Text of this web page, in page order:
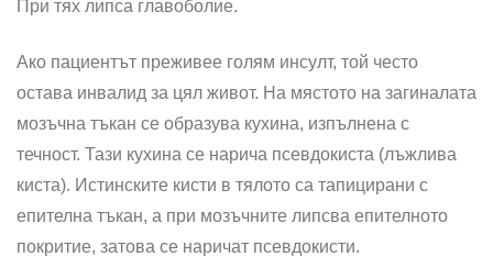
При тях липса главоболие.
Ако пациентът преживее голям инсулт, той често
остава инвалид за цял живот. На мястото на загиналата
мозъчна тъкан се образува кухина, изпълнена с
течност. Тази кухина се нарича псевдокиста (лъжлива
киста). Истинските кисти в тялото са тапицирани с
епителна тъкан, а при мозъчните липсва епителното
покритие, затова се наричат псевдокисти.